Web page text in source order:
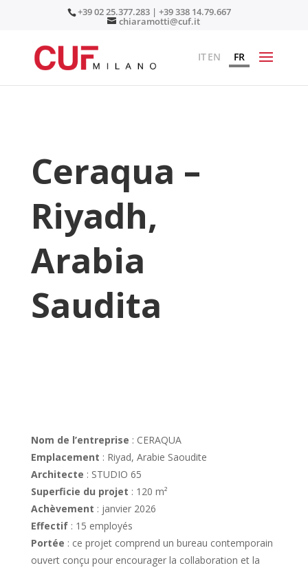
+39 02 25.377.283 | +39 338 14.79.667
chiaramotti@cuf.it
ITEN FR
Ceraqua –
Riyadh,
Arabia
Saudita
Nom de l’entreprise : CERAQUA
Emplacement : Riyad, Arabie Saoudite
Architecte : STUDIO 65
Superficie du projet : 120 m²
Achèvement : janvier 2026
Effectif: 15 employés
Portée : ce projet comprend un bureau contemporain
ouvert conçu pour encourager la collaboration et la